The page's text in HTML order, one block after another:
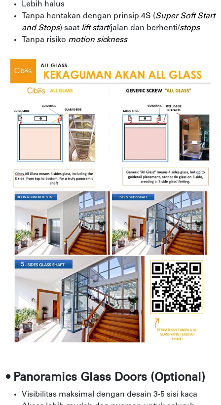
Lebih halus
Tanpa hentakan dengan prinsip 4S (Super Soft Start
and Stops) saat lift start/jalan dan berhenti/stops
Tanpa risiko motion sickness
• Panoramics Glass Doors (Optional)
Visibilitas maksimal dengan desain 3-5 sisi kaca